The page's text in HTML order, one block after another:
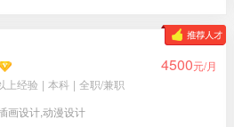
4500元/月
上经验 | 本科 | 全职/兼职
画设计,动漫设计